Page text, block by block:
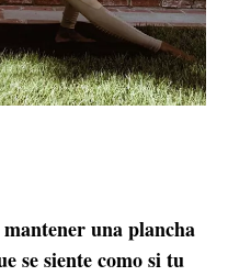
una plancha
se siente como si tu